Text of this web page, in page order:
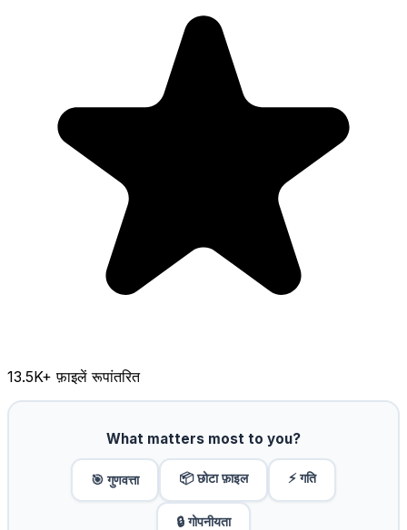
13.5K+ फ़ाइलें रूपांतरित
What matters most to you?
🎯 गुणवत्ता 📦 छोटा फ़ाइल ⚡ गति
🔒 गोपनीयता